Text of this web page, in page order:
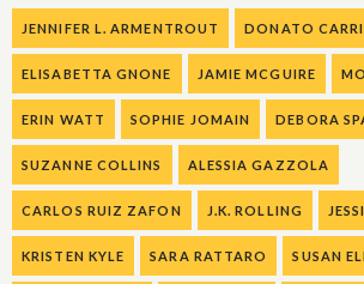
JENNIFER L. ARMENTROUT DONATO
ELISABETTA GNONE JAMIE MCGUIRE
ERIN WATT SOPHIE JOMAIN DEBORA
SUZANNE COLLINS ALESSIA GAZZOLA
CARLOS RUIZ ZAFON J.K. ROLLING
KRISTEN KYLE SARA RATTARO SUSAN